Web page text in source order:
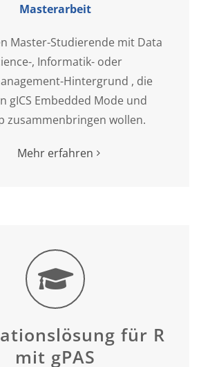
Masterarbeit
Master-Studierende mit Data
, Informatik- oder
Hintergrund , die
gICS Embedded Mode und
zusammenbringen wollen.
Mehr erfahren
für R
mit gPAS